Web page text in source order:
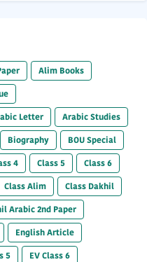
Alim Books
Letter
Arabic Studies
Biography
BOU Special
4 Class 5
Class 6
Class Alim
Class Dakhil
Arabic 2nd Paper
English Article
5
EV Class 6